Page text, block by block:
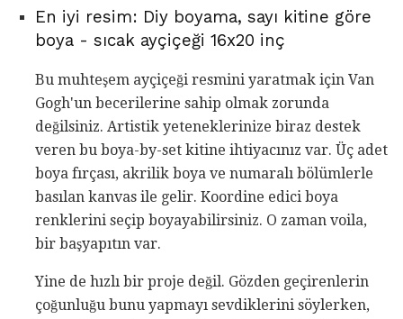
En iyi resim: Diy boyama, sayı kitine göre
boya - sıcak ayçiçeği 16x20 inç
Bu muhteşem ayçiçeği resmini yaratmak için Van
Gogh'un becerilerine sahip olmak zorunda
değilsiniz. Artistik yeteneklerinize biraz destek
veren bu boya-by-set kitine ihtiyacınız var. Üç adet
boya fırçası, akrilik boya ve numaralı bölümlerle
basılan kanvas ile gelir. Koordine edici boya
renklerini seçip boyayabilirsiniz. O zaman voila,
bir başyapıtın var.
Yine de hızlı bir proje değil. Gözden geçirenlerin
çoğunluğu bunu yapmayı sevdiklerini söylerken,